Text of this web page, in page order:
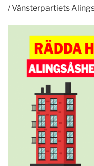
/ Vänsterpartiets